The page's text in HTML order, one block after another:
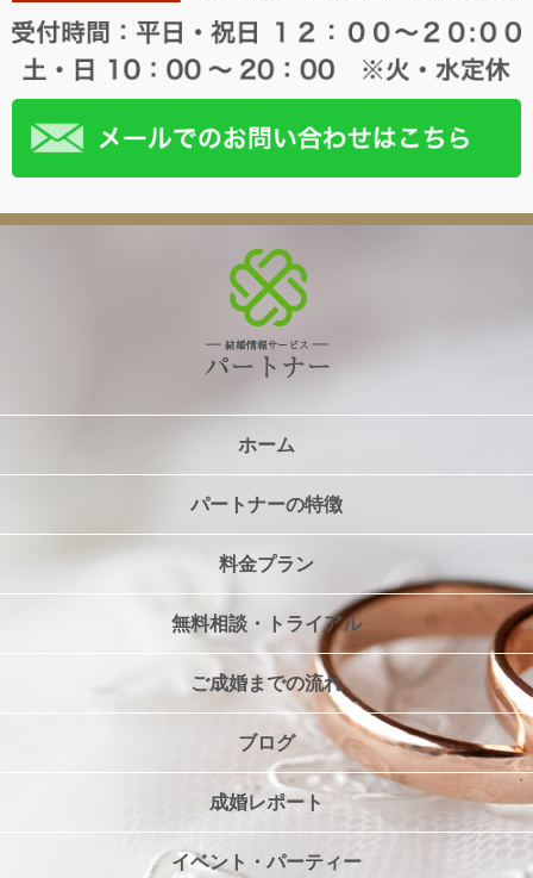
ホーム
パートナーの特徴
料金プラン
無料相談・トライアル
ご成婚までの流れ
ブログ
成婚レポート
イベント・パーティー